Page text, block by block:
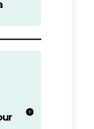
et plus
clients : le
Messenger
de démarrer